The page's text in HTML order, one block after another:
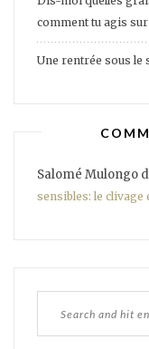
comment tu agis sur
Une rentrée sous
Salomé Mulongo
sensibles: le